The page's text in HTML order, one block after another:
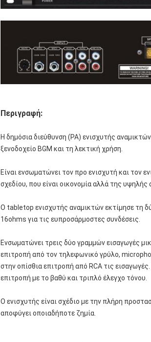
Περιγραφή:
Η δημόσια διεύθυνση (PA) ενισχυτής
ξενοδοχείο BGM και τη λεκτική χρήση.
Είναι ενσωματώνει τον προ ενισχυτή και τον
σχεδίου, που είναι οικονομία αλλά της
Ο tabletop ενισχυτής αναμικτών εκτίμησε τη
16ohms για τις ευπροσάρμοστες συνδέσεις.
Ενσωματώνει τρεις δύο γραμμών εισαγωγές
επιτροπή από τον τηλεφωνικό γρύλο,
στην οπίσθια επιτροπή από RCA τις
επιτροπή με το βαθύ και τριπλό έλεγχο τόνου.
Ο ενισχυτής είναι σχέδιο με την πλήρη
αποφύγει οποιαδήποτε ζημία.